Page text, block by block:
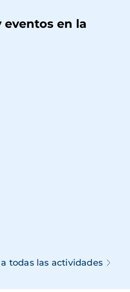
eventos en la
todas las actividades